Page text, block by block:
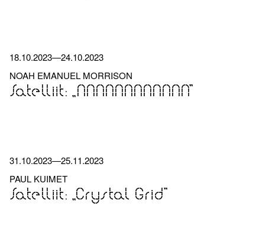
18.10.2023—24.10.2023
NOAH EMANUEL MORRISON
Satelliit: „NNNNNNNNNNNN”
31.10.2023—25.11.2023
PAUL KUIMET
Satelliit: „Crystal Grid”